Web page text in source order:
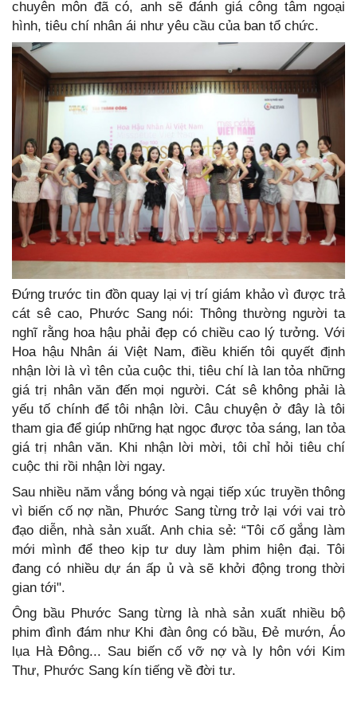
chuyên môn đã có, anh sẽ đánh giá công tâm ngoại
hình, tiêu chí nhân ái như yêu cầu của ban tổ chức.
Đứng trước tin đồn quay lại vị trí giám khảo vì được trả
cát sê cao, Phước Sang nói: Thông thường người ta
nghĩ rằng hoa hậu phải đẹp có chiều cao lý tưởng. Với
Hoa hậu Nhân ái Việt Nam, điều khiến tôi quyết định
nhận lời là vì tên của cuộc thi, tiêu chí là lan tỏa những
giá trị nhân văn đến mọi người. Cát sê không phải là
yếu tố chính để tôi nhận lời. Câu chuyện ở đây là tôi
tham gia để giúp những hạt ngọc được tỏa sáng, lan tỏa
giá trị nhân văn. Khi nhận lời mời, tôi chỉ hỏi tiêu chí
cuộc thi rồi nhận lời ngay.
Sau nhiều năm vắng bóng và ngại tiếp xúc truyền thông
vì biến cố nợ nần, Phước Sang từng trở lại với vai trò
đạo diễn, nhà sản xuất. Anh chia sẻ: “Tôi cố gắng làm
mới mình để theo kịp tư duy làm phim hiện đại. Tôi
đang có nhiều dự án ấp ủ và sẽ khởi động trong thời
gian tới".
Ông bầu Phước Sang từng là nhà sản xuất nhiều bộ
phim đình đám như Khi đàn ông có bầu, Đẻ mướn, Áo
lụa Hà Đông... Sau biến cố vỡ nợ và ly hôn với Kim
Thư, Phước Sang kín tiếng về đời tư.